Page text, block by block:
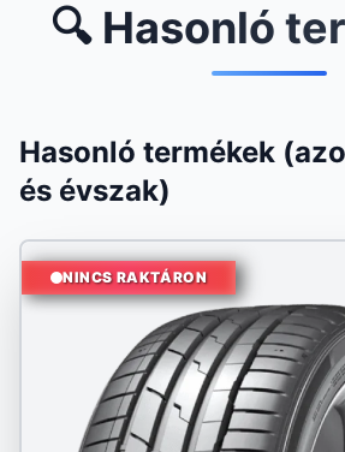
🔍 Hasonló
Hasonló termékek
és évszak)
NINCS RAKTÁRON